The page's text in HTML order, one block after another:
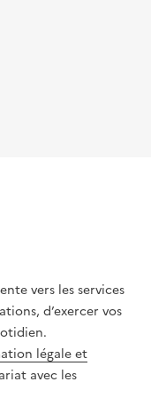
vers les services
d’exercer vos
légale et
avec les